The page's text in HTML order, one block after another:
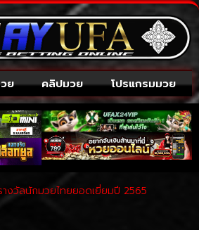
ย คลิปมวย โปรแกรมมวย
างวัลนักมวยไทยยอดเยี่ยมปี 2565